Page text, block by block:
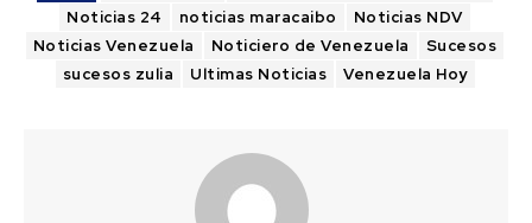
Noticias 24
noticias maracaibo
Noticias NDV
Noticias Venezuela
Noticiero de Venezuela
Sucesos
sucesos zulia
Ultimas Noticias Venezuela Hoy